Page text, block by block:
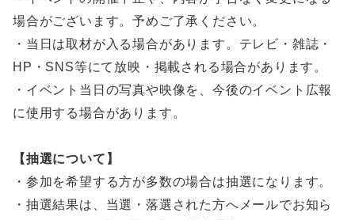
場合がございます。予めご了承ください。
・当日は取材が入る場合があります。テレビ・雑誌・
HP・SNS等にて放映・掲載される場合があります。
・イベント当日の写真や映像を、今後のイベント広報
に使用する場合があります。
【抽選について】
・参加を希望する方が多数の場合は抽選になります。
・抽選結果は、当選・落選された方へメールでお知ら